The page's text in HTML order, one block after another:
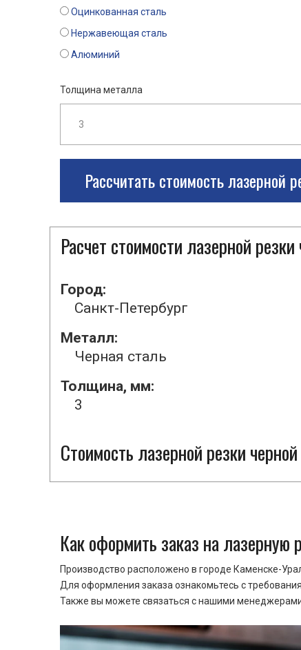
Оцинкованная сталь
Нержавеющая сталь
Алюминий
Толщина металла
Рассчитать стоимость лазерной
Расчет стоимости лазерной
Город:
Санкт-Петербург
Металл:
Черная сталь
Толщина, мм:
3
Стоимость лазерной резки
Как оформить заказ на лазерную
Производство расположено в городе Каменске-
Для оформления заказа ознакомьтесь с
Также вы можете связаться с нашими